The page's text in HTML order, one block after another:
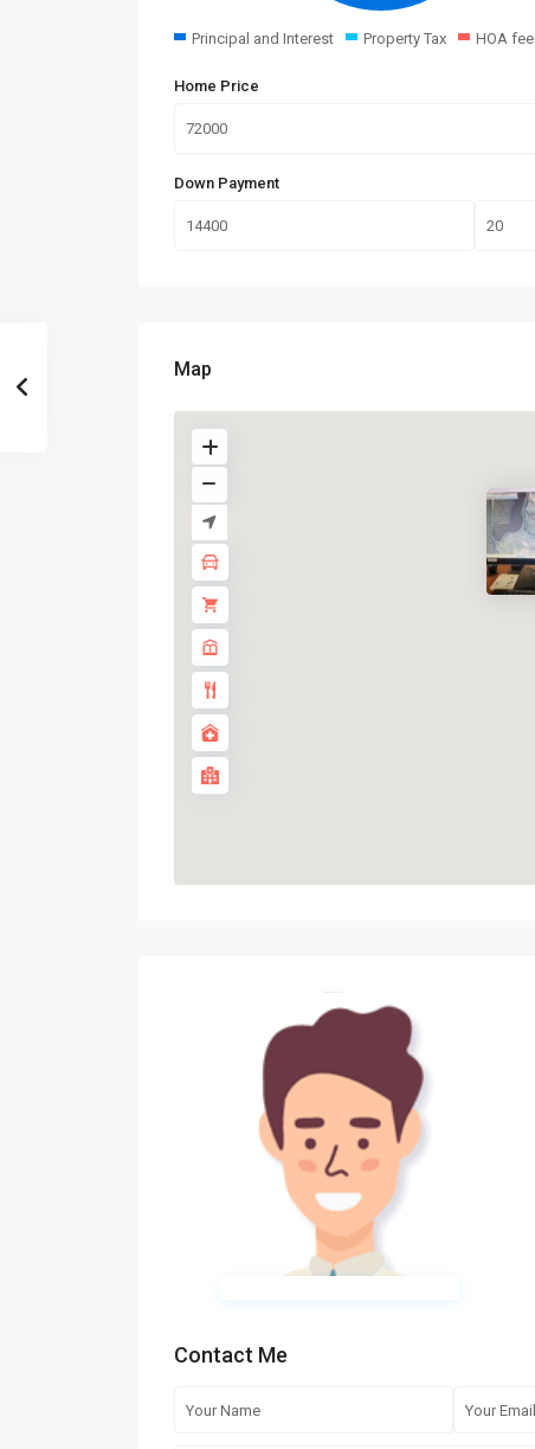
Principal and Interest Property Tax HOA fee
Home Price
Down Payment
Map
Contact Me